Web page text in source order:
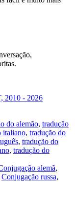
2010 - 2026
do alemão, tradução
italiano, tradução do
, tradução do
, tradução do
alemã,
Conjugação russa,